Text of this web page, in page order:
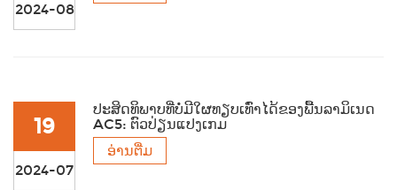
2024-08
19
2024-07
ປະສິດທິພາບທີ່ບໍ່ມີໃຜທຽບເທົ່າໄດ້ຂອງພື້ນລາມິເນດ
AC5: ຕົວປ່ຽນແປງເກມ
ອ່ານຕື່ມ